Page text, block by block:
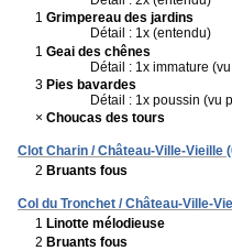
1 Grimpereau des jardins
Détail : 1x (entendu)
1 Geai des chênes
Détail : 1x immature
3 Pies bavardes
Détail : 1x poussin (vu
× Choucas des tours
Clot Charin / Château-Ville-Vieille
2 Bruants fous
Col du Tronchet / Château-Ville-
1 Linotte mélodieuse
2 Bruants fous